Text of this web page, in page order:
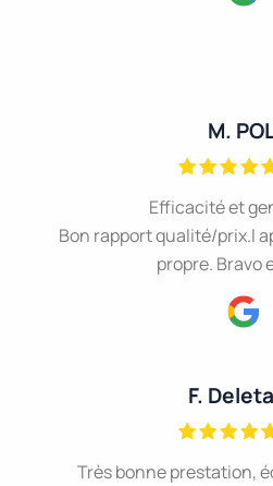
M.
Efficacité et
Bon rapport qualité/prix.l
propre. Bravo
F.
Très bonne prestation,